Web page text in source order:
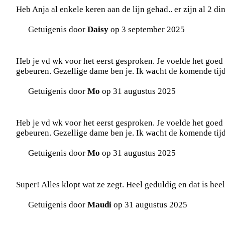
Heb Anja al enkele keren aan de lijn gehad.. er zijn al 2
Getuigenis door Daisy op 3 september 2025
Heb je vd wk voor het eerst gesproken. Je voelde het
gebeuren. Gezellige dame ben je. Ik wacht de komende
Getuigenis door Mo op 31 augustus 2025
Heb je vd wk voor het eerst gesproken. Je voelde het
gebeuren. Gezellige dame ben je. Ik wacht de komende
Getuigenis door Mo op 31 augustus 2025
Super! Alles klopt wat ze zegt. Heel geduldig en dat is
Getuigenis door Maudi op 31 augustus 2025